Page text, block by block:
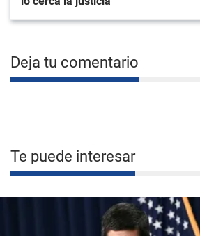
Deja tu comentario
Te puede interesar